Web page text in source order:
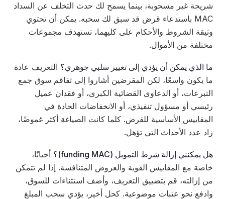
شريحة غير مسحوبة، بينما يسمح لك حدث التخلف عن السداد
MAC باستدعاء قرض قد سبق لك سحبه. يمكن أن تحتوي
وثيقة الشروط والأحكام على كليهما، تستهدف مجموعات
مختلفة من الأموال.
ما الذي يمكن أن يؤدي إلى تغيير سلبي جوهري؟ التعريف عادة
ما يكون واسعًا، لكن المقرضين أشاروا إلى تفاقم سوق جمع
التبرعات، أو الدعاوى القضائية الكبرى، أو فقدان عميل
رئيسي أو مسؤول تنفيذي، أو الانخفاضات الحادة في
المقاييس الأساسية للقرض. كلما كانت الصياغة أكثر غموضًا،
زاد عدد الأحداث التي تؤهل.
هل يمكنني إزالة شرط التمويل (funding MAC)؟
أحيانًا،
خاصة مع المقاييس القوية والعروض المتنافسة. إذا لم تتمكن
من إزالته، قم بتضييق التعريف، وأضف استثناءات للسوق،
وادفع نحو عتبات موضوعية. كحل أخير، يؤدي سحب المبلغ